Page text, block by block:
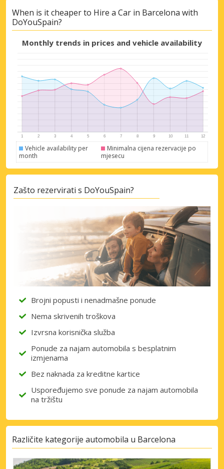
When is it cheaper to Hire a Car in Barcelona with
DoYouSpain?
Monthly trends in prices and vehicle availability
Vehicle availability per
month
Minimalna cijena rezervacije po
mjesecu
Zašto rezervirati s DoYouSpain?
Brojni popusti i nenadmašne ponude
Nema skrivenih troškova
Izvrsna korisnička služba
Ponude za najam automobila s besplatnim
izmjenama
Bez naknada za kreditne kartice
Uspoređujemo sve ponude za najam automobila
na tržištu
Različite kategorije automobila u Barcelona